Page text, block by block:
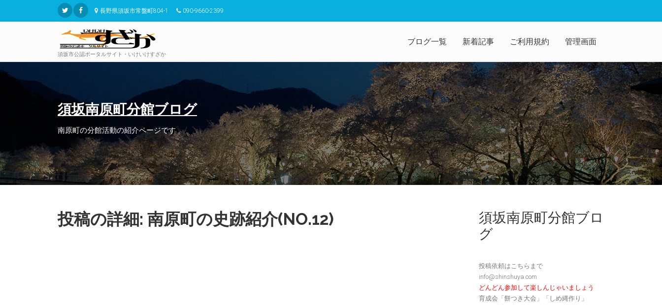
長野県須坂市常盤町804-1 090-9660-2399
須坂市公認ポータルサイト・いけいけすざか
ブログ一覧 新着記事 ご利用規約 管理画面
須坂南原町分館ブログ
南原町の分館活動の紹介ページです
投稿の詳細: 南原町の史跡紹介(NO.12)
須坂南原町分館ブロ
グ
投稿依頼はこちらまで
info@shinshuya.com
どんどん参加して楽しんじゃいましょう
育成会「餅つき大会」「しめ縄作り」